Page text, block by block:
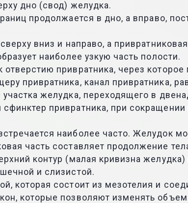
дно (свод) желудка.
продолжается в дно, а вправо,
вниз и направо, а
наиболее узкую часть полости.
привратника, через
привратника, канал привратника,
желудка, переходящего в
привратника, при
наиболее часто. Желудок
часть составляет продолжение
контур (малая кривизна
и слизистой.
которая состоит из мезотелия и
которые позволяют изменять